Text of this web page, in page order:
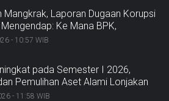
Mangkrak, Laporan Dugaan Korupsi
Ke Mana BPK,
Kejaksaan?
- 10:57 WIB
pada Semester I 2026,
Pemulihan Aset Alami Lonjakan
- 11:58 WIB